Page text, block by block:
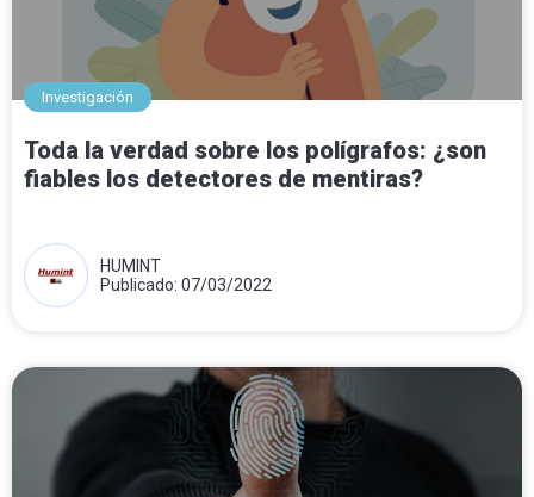
Investigación
Toda la verdad sobre los polígrafos: ¿son
fiables los detectores de mentiras?
HUMINT
Publicado: 07/03/2022